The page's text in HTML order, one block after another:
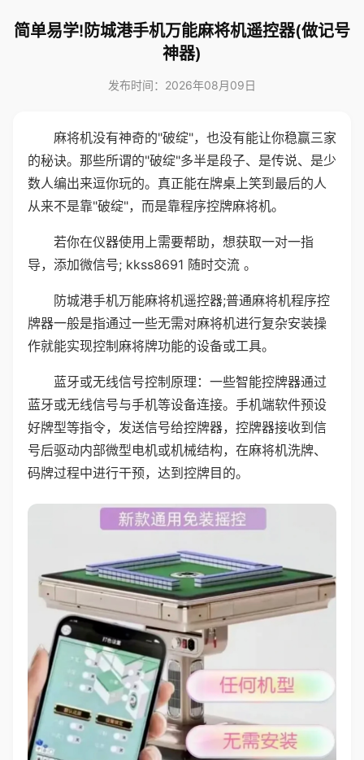
简单易学!防城港手机万能麻将机遥控器(做记号
神器)
发布时间：2026年08月09日
麻将机没有神奇的"破绽"，也没有能让你稳赢三家
的秘诀。那些所谓的"破绽"多半是段子、是传说、是少
数人编出来逗你玩的。真正能在牌桌上笑到最后的人
从来不是靠"破绽"，而是靠程序控牌麻将机。
若你在仪器使用上需要帮助，想获取一对一指
导，添加微信号; kkss8691 随时交流 。
防城港手机万能麻将机遥控器;普通麻将机程序控
牌器一般是指通过一些无需对麻将机进行复杂安装操
作就能实现控制麻将牌功能的设备或工具。
蓝牙或无线信号控制原理：一些智能控牌器通过
蓝牙或无线信号与手机等设备连接。手机端软件预设
好牌型等指令，发送信号给控牌器，控牌器接收到信
号后驱动内部微型电机或机械结构，在麻将机洗牌、
码牌过程中进行干预，达到控牌目的。